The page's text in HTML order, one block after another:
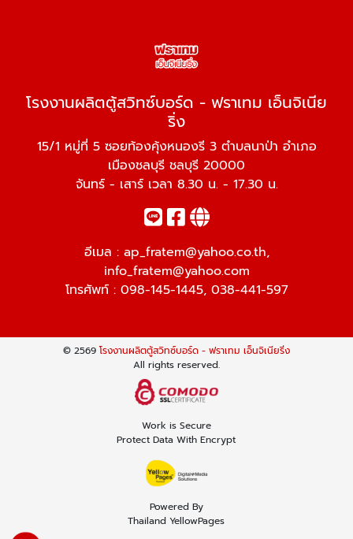
โรงงานผลิตตู้สวิทซ์บอร์ด - ฟราเทม เอ็นจิเนีย
ริ่ง
15/1 หมู่ที่ 5 ซอยท้องคุ้งหนองรี 3 ตำบลนาป่า อำเภอ
เมืองชลบุรี ชลบุรี 20000
จันทร์ - เสาร์ เวลา 8.30 น. - 17.30 น.
อีเมล : ap_fratem@yahoo.co.th,
info_fratem@yahoo.com
โทรศัพท์ : 098-145-1445, 038-441-597
© 2569 โรงงานผลิตตู้สวิทซ์บอร์ด - ฟราเทม เอ็นจิเนียริ่ง
All rights reserved.
Work is Secure
Protect Data With Encrypt
Powered By
Thailand YellowPages